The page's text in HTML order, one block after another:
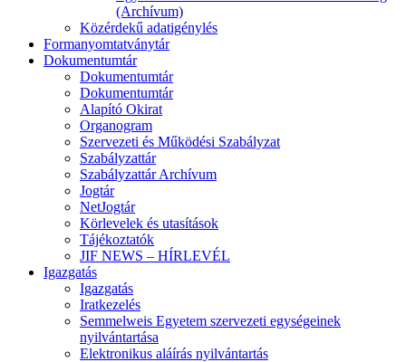
(Archívum)
Közérdekű adatigénylés
Formanyomtatványtár
Dokumentumtár
Dokumentumtár
Dokumentumtár
Alapító Okirat
Organogram
Szervezeti és Működési Szabályzat
Szabályzattár
Szabályzattár Archívum
Jogtár
NetJogtár
Körlevelek és utasítások
Tájékoztatók
JIF NEWS – HÍRLEVÉL
Igazgatás
Igazgatás
Iratkezelés
Semmelweis Egyetem szervezeti egységeinek
nyilvántartása
Elektronikus aláírás nyilvántartás